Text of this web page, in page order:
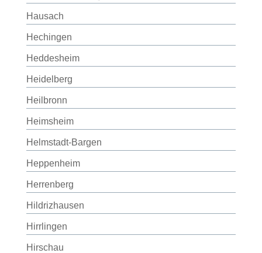
Hausach
Hechingen
Heddesheim
Heidelberg
Heilbronn
Heimsheim
Helmstadt-Bargen
Heppenheim
Herrenberg
Hildrizhausen
Hirrlingen
Hirschau